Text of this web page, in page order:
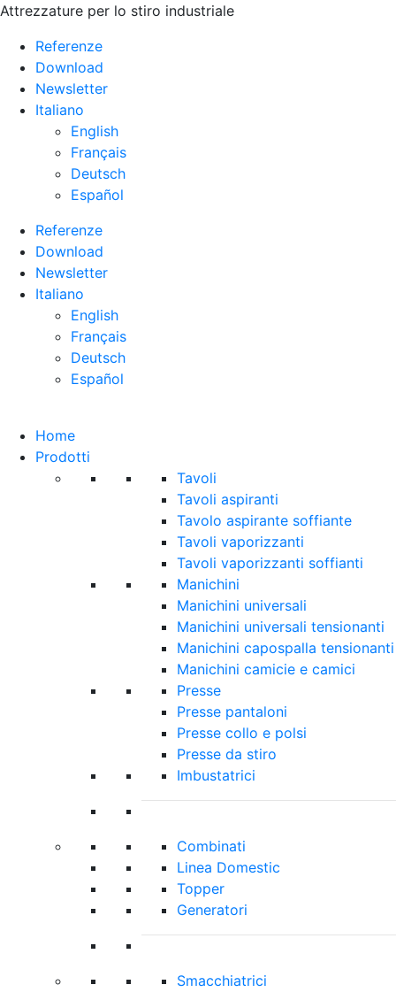
Attrezzature per lo stiro industriale
Referenze
Download
Newsletter
Italiano
English
Français
Deutsch
Español
Referenze
Download
Newsletter
Italiano
English
Français
Deutsch
Español
Home
Prodotti
Tavoli
Tavoli aspiranti
Tavolo aspirante soffiante
Tavoli vaporizzanti
Tavoli vaporizzanti soffianti
Manichini
Manichini universali
Manichini universali tensionanti
Manichini capospalla tensionanti
Manichini camicie e camici
Presse
Presse pantaloni
Presse collo e polsi
Presse da stiro
Imbustatrici
Combinati
Linea Domestic
Topper
Generatori
Smacchiatrici